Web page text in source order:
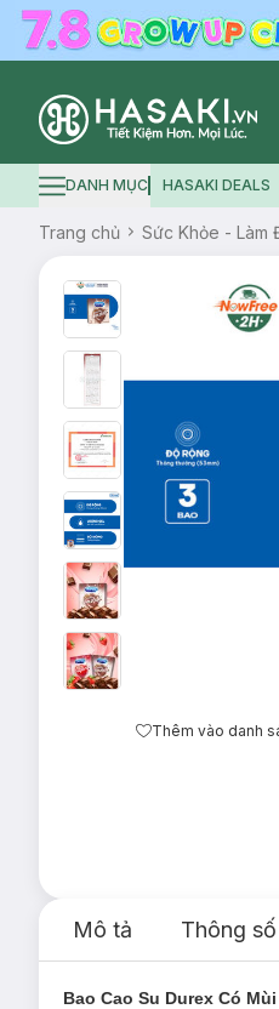
Logo
Hamburger icon
DANH MỤC HASAKI DEALS
Trang chủ Sức Khỏe - Làm
Thêm vào danh
Mô tả Thông số
Bao Cao Su Durex Có Mùi